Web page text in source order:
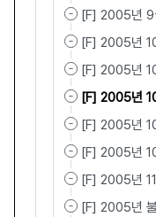
[F] 2005년 9
[F] 2005년
[F] 2005년
[F] 2005년
[F] 2005년
[F] 2005년
[F] 2005년
[F] 2005년